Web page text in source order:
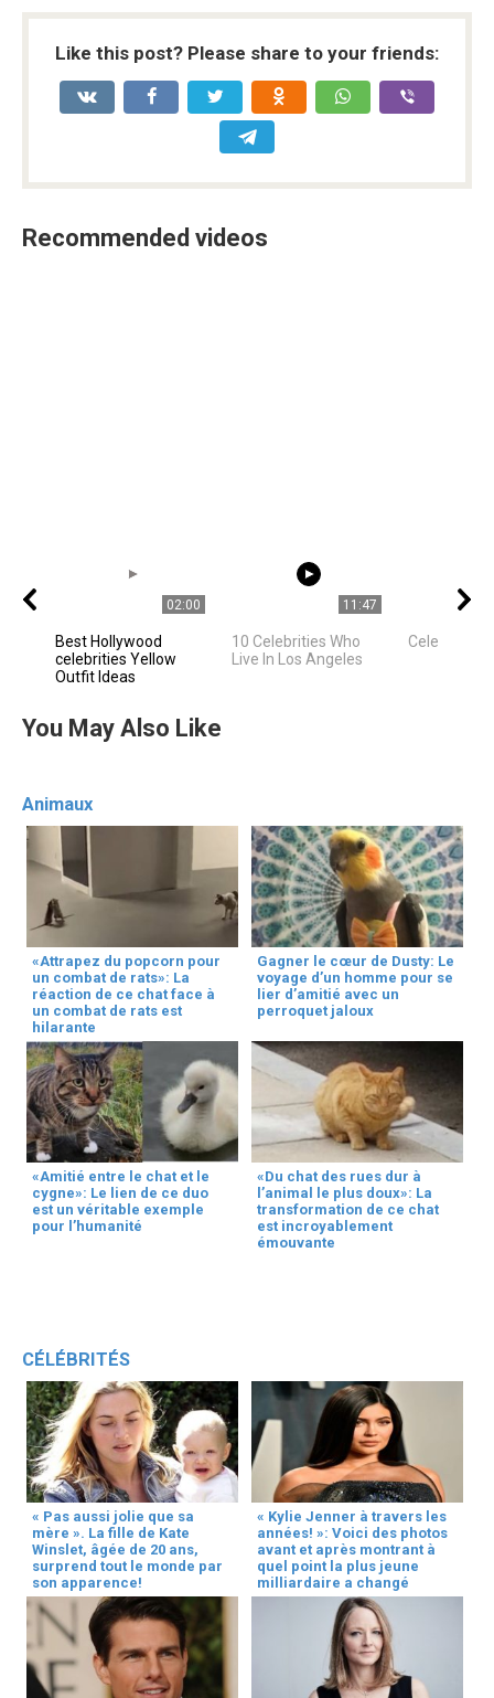
Like this post? Please share to your friends:
Recommended videos
02:00
Best Hollywood
celebrities Yellow
Outfit Ideas
11:47
10 Celebrities Who
Live In Los Angeles
Celebrities
You May Also Like
Animaux
«Attrapez du popcorn pour
un combat de rats»: La
réaction de ce chat face à
un combat de rats est
hilarante
Gagner le cœur de Dusty: Le
voyage d’un homme pour se
lier d’amitié avec un
perroquet jaloux
«Amitié entre le chat et le
cygne»: Le lien de ce duo
est un véritable exemple
pour l’humanité
«Du chat des rues dur à
l’animal le plus doux»: La
transformation de ce chat
est incroyablement
émouvante
CÉLÉBRITÉS
« Pas aussi jolie que sa
mère ». La fille de Kate
Winslet, âgée de 20 ans,
surprend tout le monde par
son apparence!
« Kylie Jenner à travers les
années! »: Voici des photos
avant et après montrant à
quel point la plus jeune
milliardaire a changé